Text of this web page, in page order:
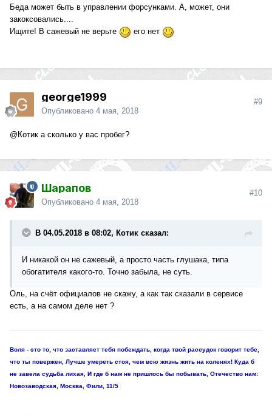
Беда может быть в управлении форсунками. А, может, они
закоксовались....
Ищите! В сажевый не верьте
его нет
george1999
Опубликовано 4 мая, 2018
#9
@Котик а сколько у вас пробег?
Шарапов
Опубликовано 4 мая, 2018
#10
В 04.05.2018 в 08:02, Котик сказал:
И никакой он не сажевый, а просто часть глушака, типа
обогатителя какого-то. Точно забыла, не суть.
Оль, на счёт официалов не скажу, а как так сказали в сервисе
есть, а на самом деле нет ?
Воля - это то, что заставляет тебя побеждать, когда твой рассудок говорит тебе,
что ты повержен, Лучше умереть стоя, чем всю жизнь жить на коленях! Куда б
не завела судьба лихая, И где б нам не пришлось бы побывать, Отечество нам:
Новозаводская, Москва, Фили, 11/5